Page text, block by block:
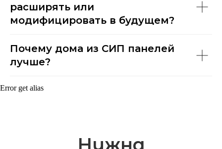
расширять или
модифицировать в будущем?
Почему дома из СИП панелей
лучше?
Error get alias